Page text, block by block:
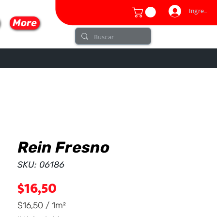
More
Ingresar
Rein Fresno
SKU: 06186
$16,50
$16,50 / 1m²